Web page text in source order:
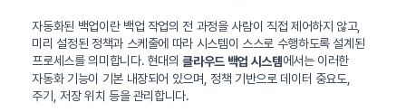
자동화된 백업이란 백업 작업의 전 과정을 사람이 직접 제어하지 않고,
미리 설정된 정책과 스케줄에 따라 시스템이 스스로 수행하도록 설계된
프로세스를 의미합니다. 현대의클라우드 백업 시스템에서는 이러한
자동화 기능이 기본 내장되어 있으며, 정책 기반으로 데이터 중요도,
주기, 저장 위치 등을 관리합니다.